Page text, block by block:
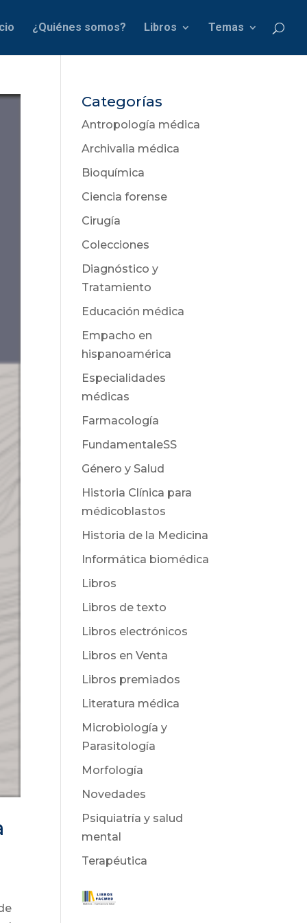
¿Quiénes somos? Libros Temas
Categorías
Antropología médica
Archivalia médica
Bioquímica
Ciencia forense
Cirugía
Colecciones
Diagnóstico y
Tratamiento
Educación médica
Empacho en
hispanoamérica
Especialidades
médicas
Farmacología
FundamentaleSS
Género y Salud
Historia Clínica para
médicoblastos
Historia de la Medicina
Informática biomédica
Libros
Libros de texto
Libros electrónicos
Libros en Venta
Libros premiados
Literatura médica
Microbiología y
Parasitología
Morfología
Novedades
Psiquiatría y salud
mental
Terapéutica